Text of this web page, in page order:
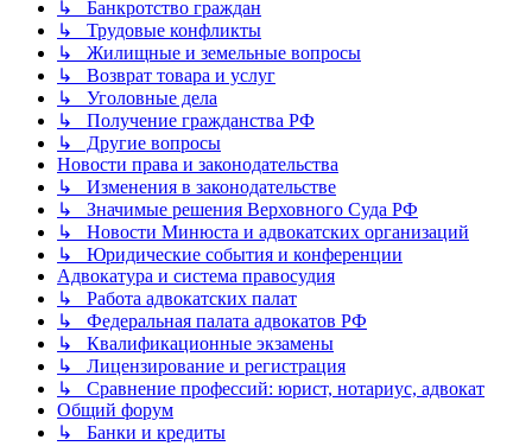
↳ Банкротство граждан
↳ Трудовые конфликты
↳ Жилищные и земельные вопросы
↳ Возврат товара и услуг
↳ Уголовные дела
↳ Получение гражданства РФ
↳ Другие вопросы
Новости права и законодательства
↳ Изменения в законодательстве
↳ Значимые решения Верховного Суда РФ
↳ Новости Минюста и адвокатских организаций
↳ Юридические события и конференции
Адвокатура и система правосудия
↳ Работа адвокатских палат
↳ Федеральная палата адвокатов РФ
↳ Квалификационные экзамены
↳ Лицензирование и регистрация
↳ Сравнение профессий: юрист, нотариус, адвокат
Общий форум
↳ Банки и кредиты